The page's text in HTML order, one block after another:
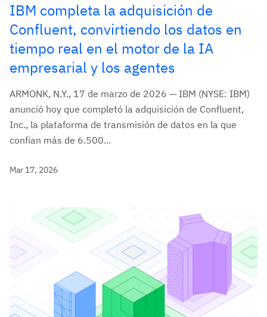
IBM completa la adquisición de
Confluent, convirtiendo los datos en
tiempo real en el motor de la IA
empresarial y los agentes
ARMONK, N.Y., 17 de marzo de 2026 — IBM (NYSE: IBM)
anunció hoy que completó la adquisición de Confluent,
Inc., la plataforma de transmisión de datos en la que
confían más de 6.500...
Mar 17, 2026